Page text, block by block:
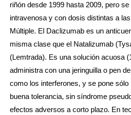
riñón desde 1999 hasta 2009, pero
intravenosa y con dosis distintas a
Múltiple. El Daclizumab es un
misma clase que el Natalizumab
(Lemtrada). Es una solución acuosa
administra con una jeringuilla o pen
como los interferones, y se pone
buena tolerancia, sin síndrome
efectos adversos a corto plazo. En